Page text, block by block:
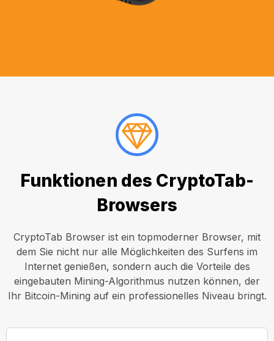
Funktionen des CryptoTab-
Browsers
CryptoTab Browser ist ein topmoderner Browser, mit
dem Sie nicht nur alle Möglichkeiten des Surfens im
Internet genießen, sondern auch die Vorteile des
eingebauten Mining-Algorithmus nutzen können, der
Ihr Bitcoin-Mining auf ein professionelles Niveau bringt.